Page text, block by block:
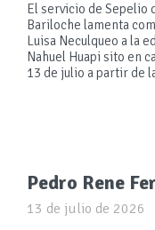
El servicio de Sepelio
Bariloche lamenta
Luisa Neculqueo a la
Nahuel Huapi sito en
13 de julio a partir de
Pedro Rene
13 de julio de 2026